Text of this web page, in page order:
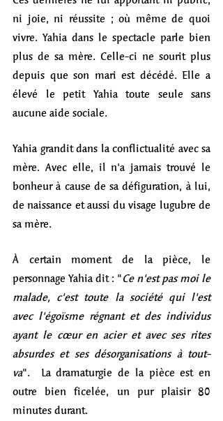
ni joie, ni réussite ; où même de quoi
vivre. Yahia dans le spectacle parle bien
plus de sa mère. Celle-ci ne sourit plus
depuis que son mari est décédé. Elle a
élevé le petit Yahia toute seule sans
aucune aide sociale.
Yahia grandit dans la conflictualité avec sa
mère. Avec elle, il n'a jamais trouvé le
bonheur à cause de sa défiguration, à lui,
de naissance et aussi du visage lugubre de
sa mère.
À certain moment de la pièce, le
personnage Yahia dit : "Ce n'est pas moi le
malade, c'est toute la société qui l'est
avec l'égoïsme régnant et des individus
ayant le cœur en acier et avec ses rites
absurdes et ses désorganisations à tout-
va".  La dramaturgie de la pièce est en
outre bien ficelée, un pur plaisir 80
minutes durant.